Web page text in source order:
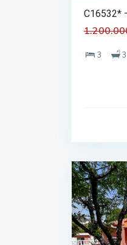
C16532*
3 3